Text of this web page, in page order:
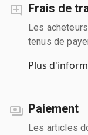
Frais de
Les
tenus de
Plus
Paiement
Les articles